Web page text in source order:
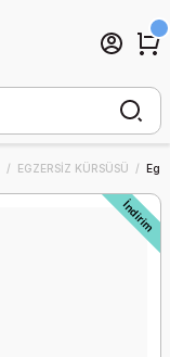
EGZERSİZ KÜRSÜSÜ
İndirim